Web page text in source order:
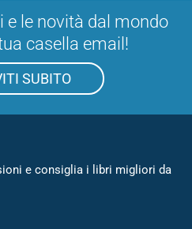
e le novità dal mondo
casella email!
SUBITO
e consiglia i libri migliori da